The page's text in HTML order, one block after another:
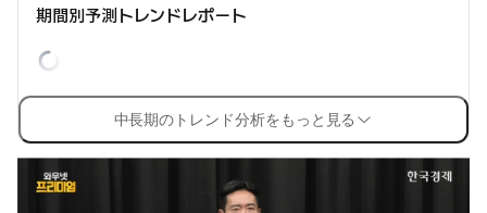
期間別予測トレンドレポート
中長期のトレンド分析をもっと見る